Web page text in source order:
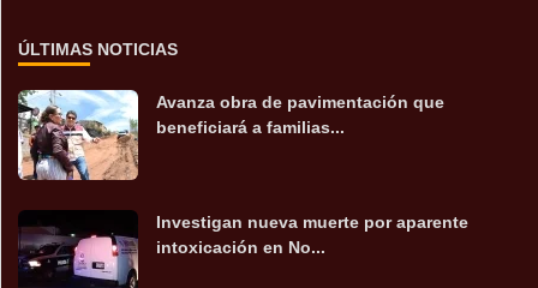
ÚLTIMAS NOTICIAS
Avanza obra de pavimentación que
beneficiará a familias...
Investigan nueva muerte por aparente
intoxicación en No...